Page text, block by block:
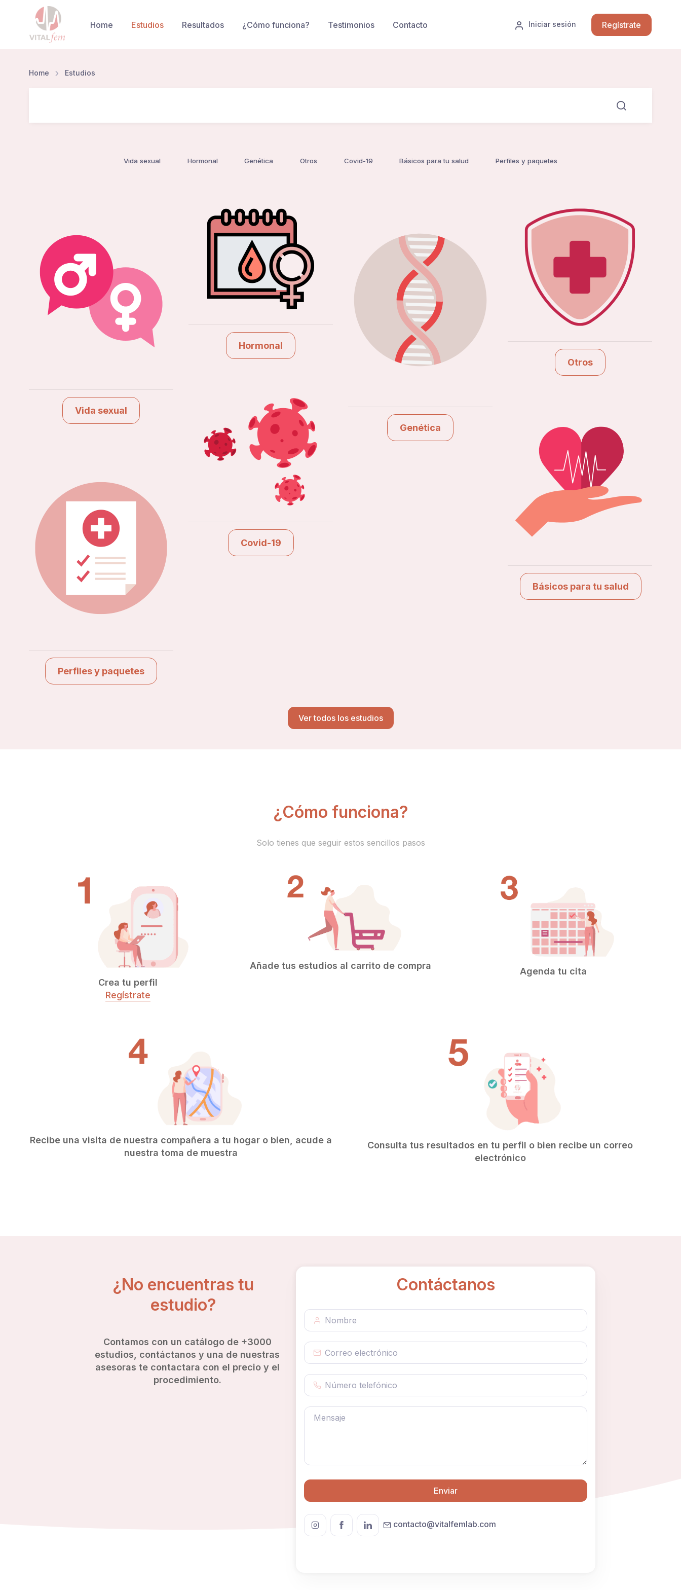
Iniciar sesión Regístrate
Home Estudios Resultados ¿Cómo funciona? Testimonios Contacto
Home Estudios
Vida sexual Hormonal Genética Otros Covid-19 Básicos para tu salud Perfiles y paquetes
Vida sexual
Ver estudios
Vida sexual
Hormonal
Ver estudios
Hormonal
Genética
Ver estudios
Genética
Otros
Ver estudios
Otros
Covid-19
Ver estudios
Covid-19
Básicos para tu salud
Ver estudios
Básicos para tu salud
Perfiles y paquetes
Ver estudios
Perfiles y paquetes
Ver todos los estudios
¿Cómo funciona?
Solo tienes que seguir estos sencillos pasos
Crea tu perfil
Regístrate
Añade tus estudios al carrito de compra
Agenda tu cita
Recibe una visita de nuestra compañera a tu hogar o bien, acude a
nuestra toma de muestra
Consulta tus resultados en tu perfil o bien recibe un correo
electrónico
¿No encuentras tu
estudio?
Contamos con un catálogo de +3000
estudios, contáctanos y una de nuestras
asesoras te contactara con el precio y el
procedimiento.
Contáctanos
Enviar
contacto@vitalfemlab.com